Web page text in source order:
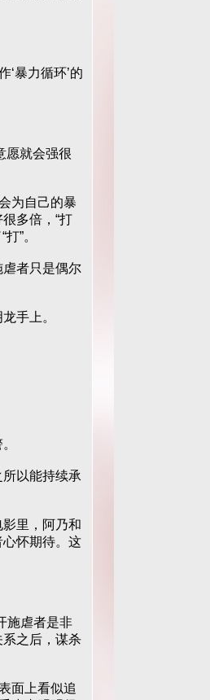
暴力循环’的
愿就会强很
为自己的暴
多倍，“打
”。
者只是偶尔
手上。
以能持续承
里，阿乃和
怀期待。这
施虐者是非
之后，谋杀
面上看似追